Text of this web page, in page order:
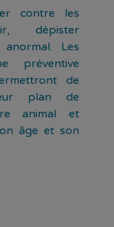
contre les
dépister
Les
préventive
de
plan de
animal et
âge et son